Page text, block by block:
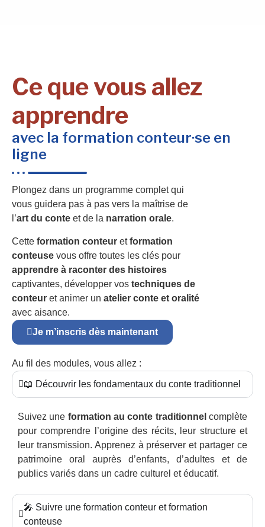
Ce que vous allez
apprendre
avec la formation conteur·se en
ligne
Plongez dans un programme complet qui
vous guidera pas à pas vers la maîtrise de
l’art du conte et de la narration orale.
Cette formation conteur etformation
conteuse vous offre toutes les clés pour
apprendre à raconter des histoires
captivantes, développer vos techniques de
conteur et animer un atelier conte et oralité
avec aisance.
Je m’inscris dès maintenant
Au fil des modules, vous allez :
📖 Découvrir les fondamentaux du conte traditionnel
Suivez une formation au conte traditionnel complète
pour comprendre l’origine des récits, leur structure et
leur transmission. Apprenez à préserver et partager ce
patrimoine oral auprès d’enfants, d’adultes et de
publics variés dans un cadre culturel et éducatif.
🎤 Suivre une formation conteur et formation
conteuse